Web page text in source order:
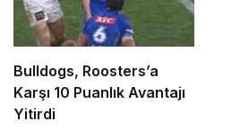
Bulldogs, Roosters’a
Karşı 10 Puanlık Avantajı
Yitirdi